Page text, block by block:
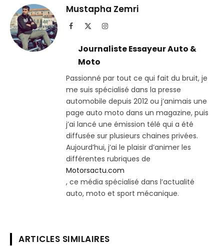
Telegram
Mustapha Zemri
Facebook Instagram
Journaliste Essayeur Auto &
Moto
Passionné par tout ce qui fait du bruit, je
me suis spécialisé dans la presse
automobile depuis 2012 ou j’animais une
page auto moto dans un magazine, puis
j’ai lancé une émission télé qui a été
diffusée sur plusieurs chaines privées.
Aujourd’hui, j’ai le plaisir d’animer les
différentes rubriques de
Motorsactu.com
, ce média spécialisé dans l’actualité
auto, moto et sport mécanique.
ARTICLES SIMILAIRES